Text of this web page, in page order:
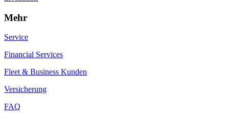
Mehr
Service
Financial Services
Fleet & Business Kunden
Versicherung
FAQ